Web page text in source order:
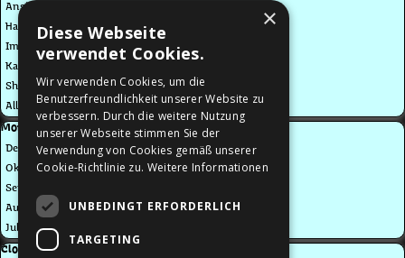
Ansichtskarten
Halloween
Impressum
Kalender
Shop
Alle Kategorien
Block überspringen Monatliche Posts
Monatliche Posts
Dez 2016
Okt 2016
Sep 2016
Aug 2016
Jul 2016
Block überspringen Clouds
Clouds
×
Diese Webseite
verwendet Cookies.
Wir verwenden Cookies, um die
Benutzerfreundlichkeit unserer Website zu
verbessern. Durch die weitere Nutzung
unserer Webseite stimmen Sie der
Verwendung von Cookies gemäß unserer
Cookie-Richtlinie zu. Weitere Informationen
UNBEDINGT ERFORDERLICH
TARGETING